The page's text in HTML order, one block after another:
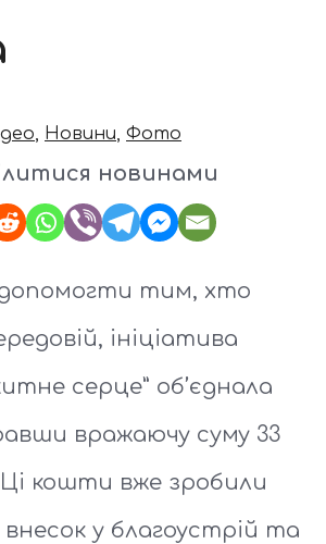
, Новини, Фото
новинами
допомогти тим, хто
ініціатива
серце” об’єднала
вражаючу суму 33
Ці кошти вже зробили
у благоустрій та